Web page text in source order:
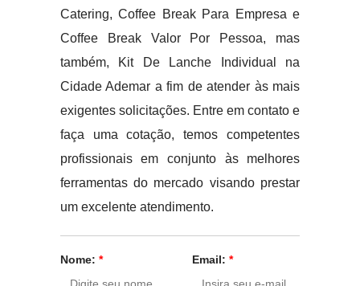
Catering, Coffee Break Para Empresa e
Coffee Break Valor Por Pessoa, mas
também, Kit De Lanche Individual na
Cidade Ademar a fim de atender às mais
exigentes solicitações. Entre em contato e
faça uma cotação, temos competentes
profissionais em conjunto às melhores
ferramentas do mercado visando prestar
um excelente atendimento.
Nome: * Email: *